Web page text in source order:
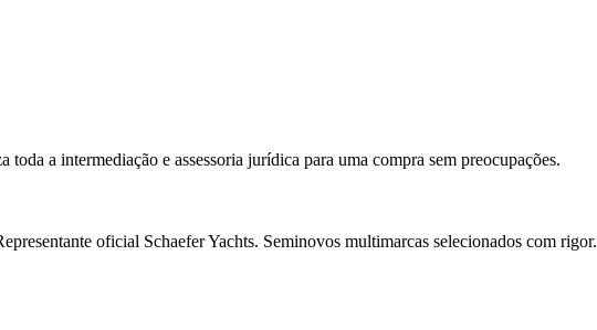
a intermediação e assessoria jurídica para uma compra sem preocupações.
oficial Schaefer Yachts. Seminovos multimarcas selecionados com rigor.